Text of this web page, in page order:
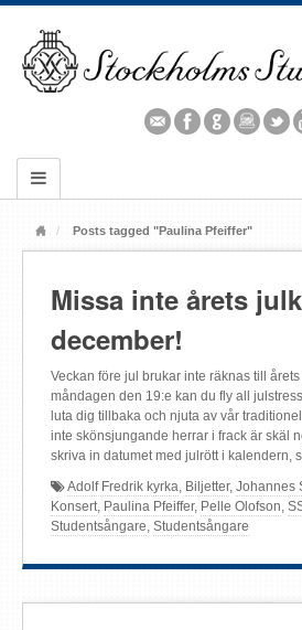
Posts tagged "Paulina Pfeiffer"
Missa inte årets
december!
Veckan före jul brukar inte räknas till
måndagen den 19:e kan du fly all
luta dig tillbaka och njuta av vår
inte skönsjungande herrar i frack är skäl
skriva in datumet med julrött i kalendern,
Adolf Fredrik kyrka, Biljetter, Johannes
Konsert, Paulina Pfeiffer, Pelle Olofson,
Studentsångare, Studentsångare